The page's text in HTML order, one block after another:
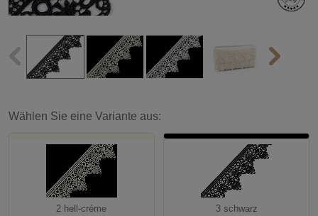
Wählen Sie eine Variante aus:
2 hell-créme 3 schwarz